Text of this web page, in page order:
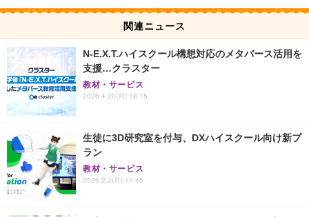
関連ニュース
N-E.X.T.ハイスクール構想対応のメタバース活用を
支援…クラスター
教材・サービス
2026.4.20(月) 18:15
生徒に3D研究室を付与、DXハイスクール向け新プ
ラン
教材・サービス
2026.2.2(月) 11:45